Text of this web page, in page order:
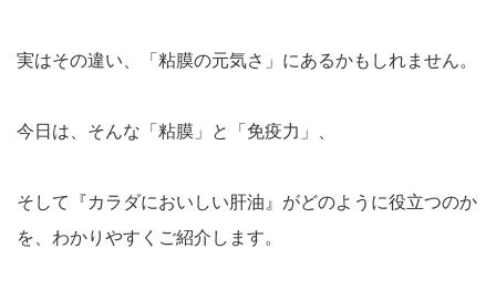
実はその違い、 「粘膜の元気さ」にあるかもしれません。
今日は、そんな「粘膜」と「免疫力」、
そして『カラダにおいしい肝油』がどのように役立つのか
を、わかりやすくご紹介します。